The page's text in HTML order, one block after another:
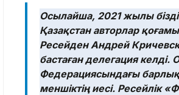
Осылайша, 2021 жылы
Қазақстан авторлар
Ресейден Андрей
бастаған делегация келді.
Федерациясындағы барлық
меншіктің иесі. Ресейлік